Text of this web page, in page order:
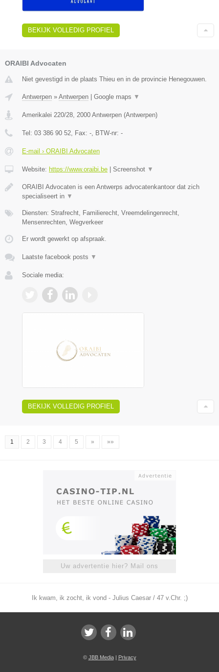
BEKIJK VOLLEDIG PROFIEL
ORAIBI Advocaten
Niet gevestigd in de plaats Thieu en in de provincie Henegouwen.
Antwerpen » Antwerpen | Google maps ▼
Amerikalei 220/28 2000 Antwerpen (Antwerpen)
Tel: 03 386 90 52 , Fax: - , BTW-nr: -
E-mail › ORAIBI Advocaten
Website: https://www.oraibi.be | Screenshot ▼
ORAIBI Advocaten is een Antwerps advocatenkantoor dat zich
specialiseert in ▼
Diensten: Strafrecht, Familierecht, Vreemdelingenrecht,
Mensenrechten, Wegverkeer
Er wordt gewerkt op afspraak.
Laatste facebook posts ▼
Sociale media:
BEKIJK VOLLEDIG PROFIEL
1 2 3 4 5 » »»
Uw advertentie hier? Mail ons
Ik kwam, ik zocht, ik vond - Julius Caesar / 47 v.Chr. ;)
© JBB Media| Privacy